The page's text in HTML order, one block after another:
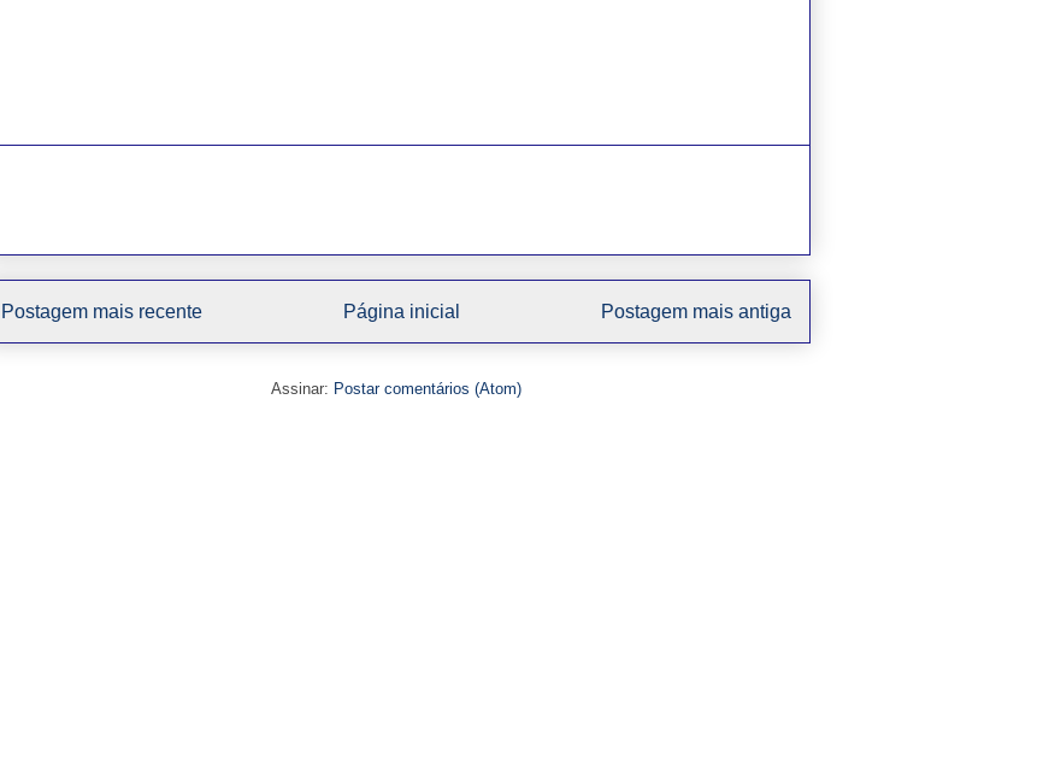
Postagem mais recente Postagem mais antiga
Página inicial
Assinar: Postar comentários (Atom)